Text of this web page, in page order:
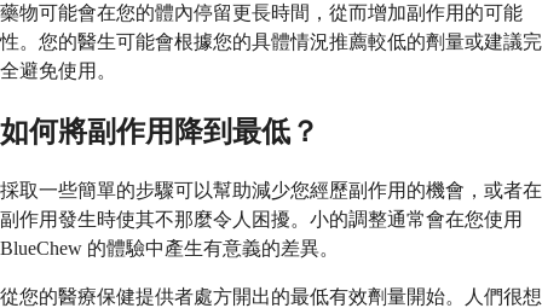
藥物可能會在您的體內停留更長時間，從而增加副作用的可能
性。您的醫生可能會根據您的具體情況推薦較低的劑量或建議完
全避免使用。
如何將副作用降到最低？
採取一些簡單的步驟可以幫助減少您經歷副作用的機會，或者在
副作用發生時使其不那麼令人困擾。小的調整通常會在您使用
BlueChew 的體驗中產生有意義的差異。
從您的醫療保健提供者處方開出的最低有效劑量開始。人們很想